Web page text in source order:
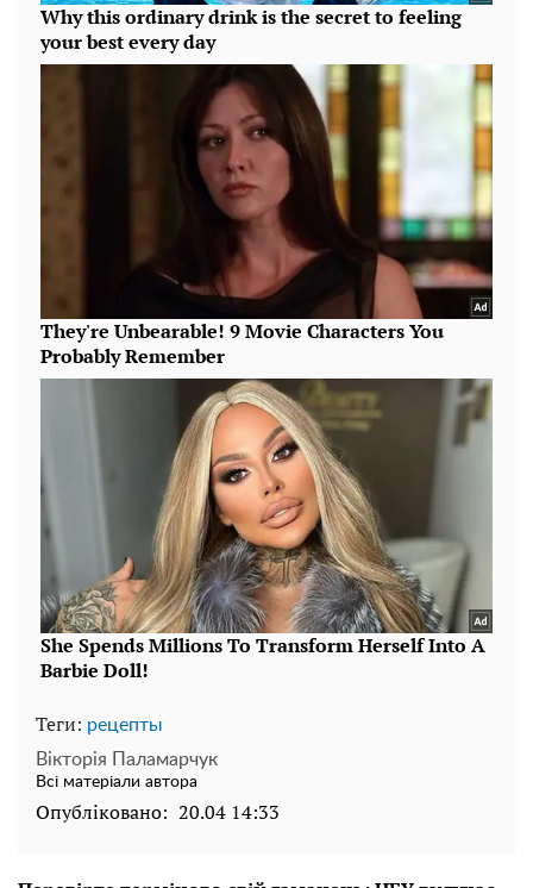
Теги: рецепты
Вікторія Паламарчук
Всі матеріали автора
Опубліковано: 20.04 14:33